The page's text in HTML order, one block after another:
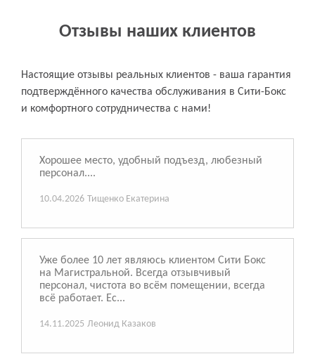
Отзывы наших клиентов
Настоящие отзывы реальных клиентов - ваша гарантия
подтверждённого качества обслуживания в Сити-Бокс
и комфортного сотрудничества с нами!
Хорошее место, удобный подъезд, любезный
персонал....
10.04.2026 Тищенко Екатерина
Уже более 10 лет являюсь клиентом Сити Бокс
на Магистральной. Всегда отзывчивый
персонал, чистота во всём помещении, всегда
всё работает. Ес...
14.11.2025 Леонид Казаков